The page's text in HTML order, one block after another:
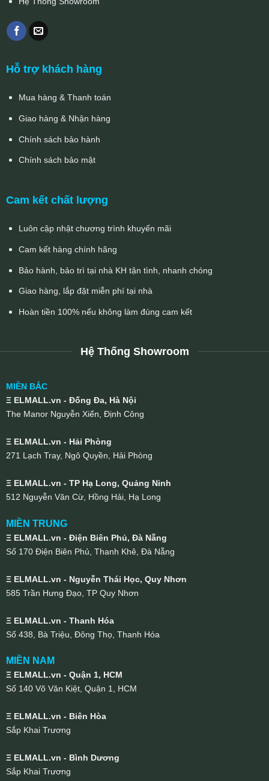
Hỗ trợ khách hàng
Mua hàng & Thanh toán
Giao hàng & Nhận hàng
Chính sách bảo hành
Chính sách bảo mật
Cam kết chất lượng
Luôn cập nhật chương trình khuyến mãi
Cam kết hàng chính hãng
Bảo hành, bảo trì tại nhà KH tận tình, nhanh chóng
Giao hàng, lắp đặt miễn phí tại nhà
Hoàn tiền 100% nếu không làm đúng cam kết
Hệ Thống Showroom
MIỀN BẮC
Ξ ELMALL.vn - Đống Đa, Hà Nội
The Manor Nguyễn Xiển, Định Công
Ξ ELMALL.vn - Hải Phòng
271 Lạch Tray, Ngô Quyền, Hải Phòng
Ξ ELMALL.vn - TP Hạ Long, Quảng Ninh
512 Nguyễn Văn Cừ, Hồng Hải, Hạ Long
MIỀN TRUNG
Ξ ELMALL.vn - Điện Biên Phủ, Đà Nẵng
Số 170 Điện Biên Phủ, Thanh Khê, Đà Nẵng
Ξ ELMALL.vn - Nguyễn Thái Học, Quy Nhơn
585 Trần Hưng Đạo, TP Quy Nhơn
Ξ ELMALL.vn - Thanh Hóa
Số 438, Bà Triệu, Đông Thọ, Thanh Hóa
MIỀN NAM
Ξ ELMALL.vn - Quận 1, HCM
Số 140 Võ Văn Kiệt, Quận 1, HCM
Ξ ELMALL.vn - Biên Hòa
Sắp Khai Trương
Ξ ELMALL.vn - Bình Dương
Sắp Khai Trương